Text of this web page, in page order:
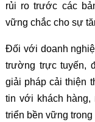
rủi ro trước các
vững chắc cho sự
Đối với doanh
trường trực tuyến,
giải pháp cải thiện
tin với khách hàng,
triển bền vững